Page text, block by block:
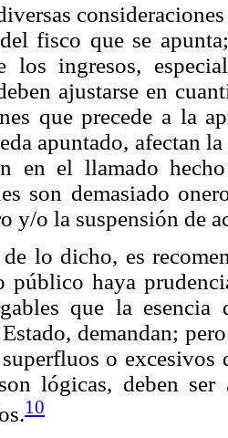
fisco que se
los ingresos,
ajustarse en
que precede a la
apuntado, afectan
en el llamado
son demasiado
y/o la suspensión de
lo dicho, es
público haya
que la
demandan;
superfluos o
lógicas, deben ser
10